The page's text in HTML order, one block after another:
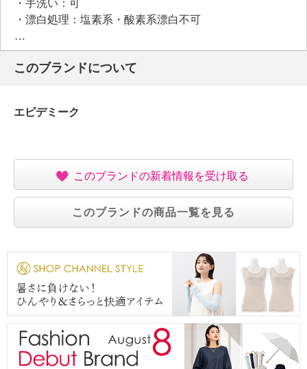
・手洗い：可
・漂白処理：塩素系・酸素系漂白不可
・タンブル乾燥：不可
・自然乾燥：日陰の平干し
・アイロン仕上げ：不可
・ドライクリーニング：石油系ドライクリーニング可
【個体差あり】
このブランドについて
エピデミーク
このブランドの新着情報を受け取る
このブランドの商品一覧を見る